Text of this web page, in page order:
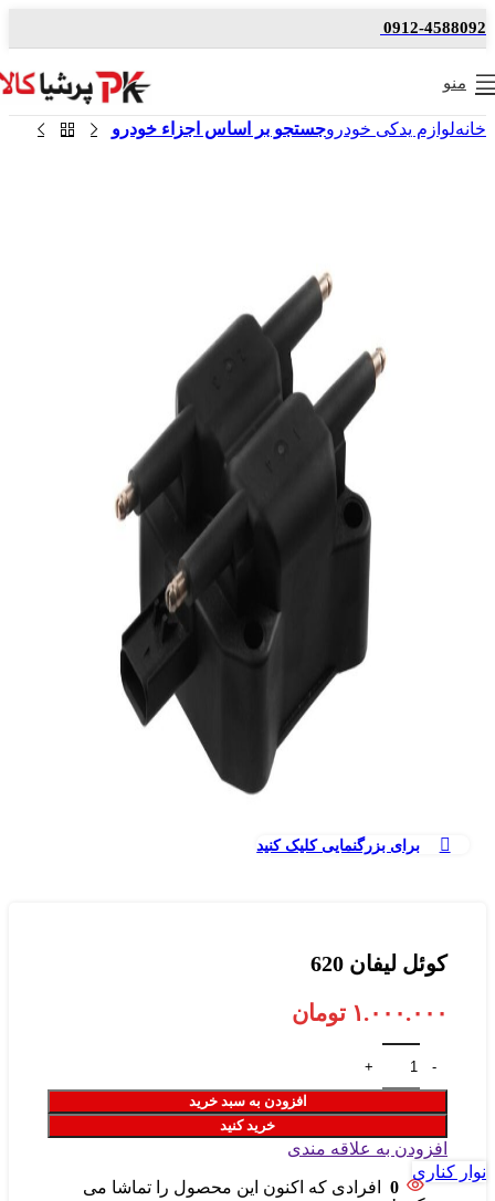
0912-4588092
منو
خانهلوازم یدکی خودروجستجو بر اساس اجزاء خودرو
برای بزرگنمایی کلیک کنید
کوئل لیفان 620
۱.۰۰۰.۰۰۰ تومان
افزودن به سبد خرید
خرید کنید
افزودن به علاقه مندی
0
افرادی که اکنون این محصول را تماشا می
نوار کناری